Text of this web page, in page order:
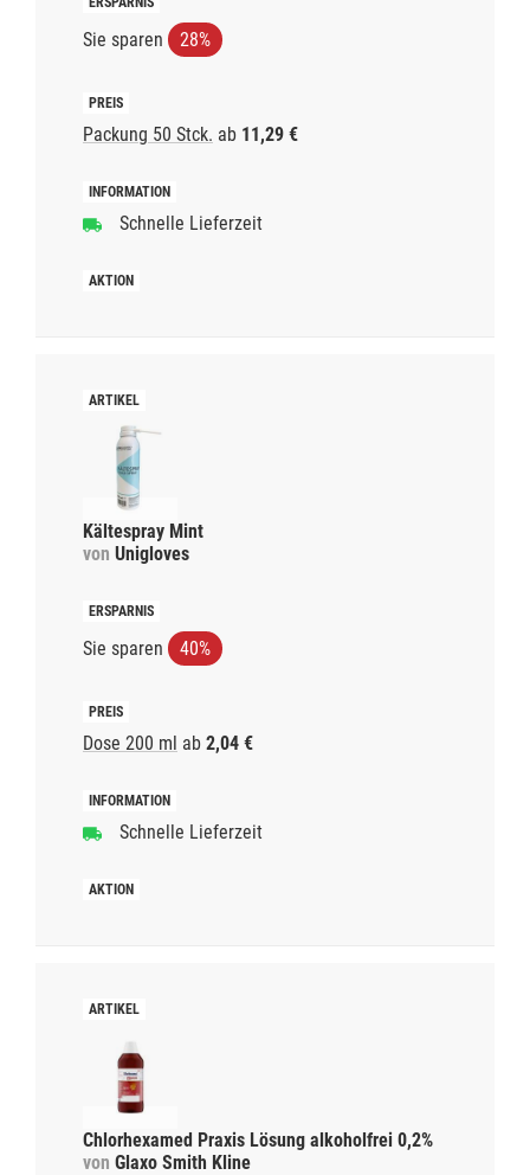
Sie sparen 28%
Packung 50 Stck. ab 11,29 €
Schnelle Lieferzeit
Kältespray Mint
von Unigloves
Sie sparen 40%
Dose 200 ml ab 2,04 €
Schnelle Lieferzeit
Chlorhexamed Praxis Lösung alkoholfrei 0,2%
von Glaxo Smith Kline